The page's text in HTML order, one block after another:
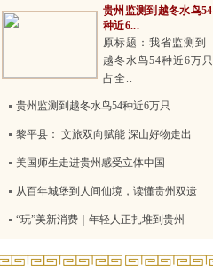
贵州监测到越冬水鸟54
种近6...
原标题：我省监测到
越冬水鸟54种近6万只
占全..
贵州监测到越冬水鸟54种近6万只
黎平县： 文旅双向赋能 深山好物走出
美国师生走进贵州感受立体中国
从百年城堡到人间仙境，读懂贵州双遗
“玩”美新消费｜年轻人正扎堆到贵州